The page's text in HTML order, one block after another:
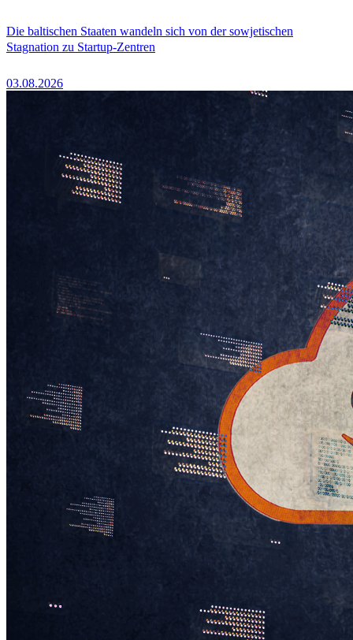
Die baltischen Staaten wandeln sich von der sowjetischen
Stagnation zu Startup-Zentren
03.08.2026